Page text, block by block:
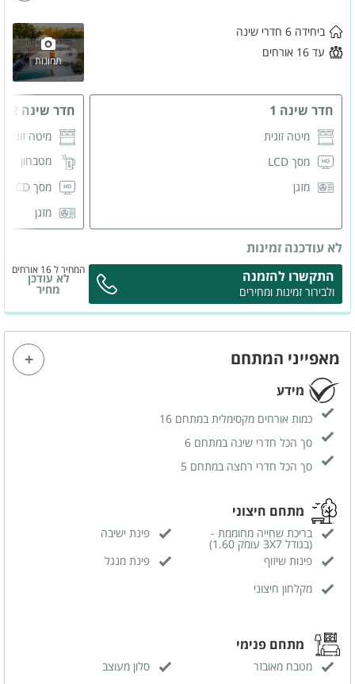
תמונות
ביחידה 6 חדרי שינה
עד 16 אורחים
חדר שינה 1
מיטה זוגית
מסך LCD
מזגן
חדר שינה 2
מיטה זוגית
מטבחון
מסך LCD
מזגן
חדר רחצה המחיר ל 16 אורחים
לא עודכנה זמינות
לא עודכן
מחיר
התקשרו להזמנה
ולבירור זמינות ומחירים
מאפייני המתחם
מידע
כמות אורחים מקסימלית במתחם 16
סך הכל חדרי שינה במתחם 6
סך הכל חדרי רחצה במתחם 5
מתחם חיצוני
בריכת שחייה מחוממת -
(בגודל 3X7 עומק 1.60)
פינת ישיבה
פינות שיזוף
פינת מנגל
מקלחון חיצוני
מתחם פנימי
מטבח מאובזר
סלון מעוצב